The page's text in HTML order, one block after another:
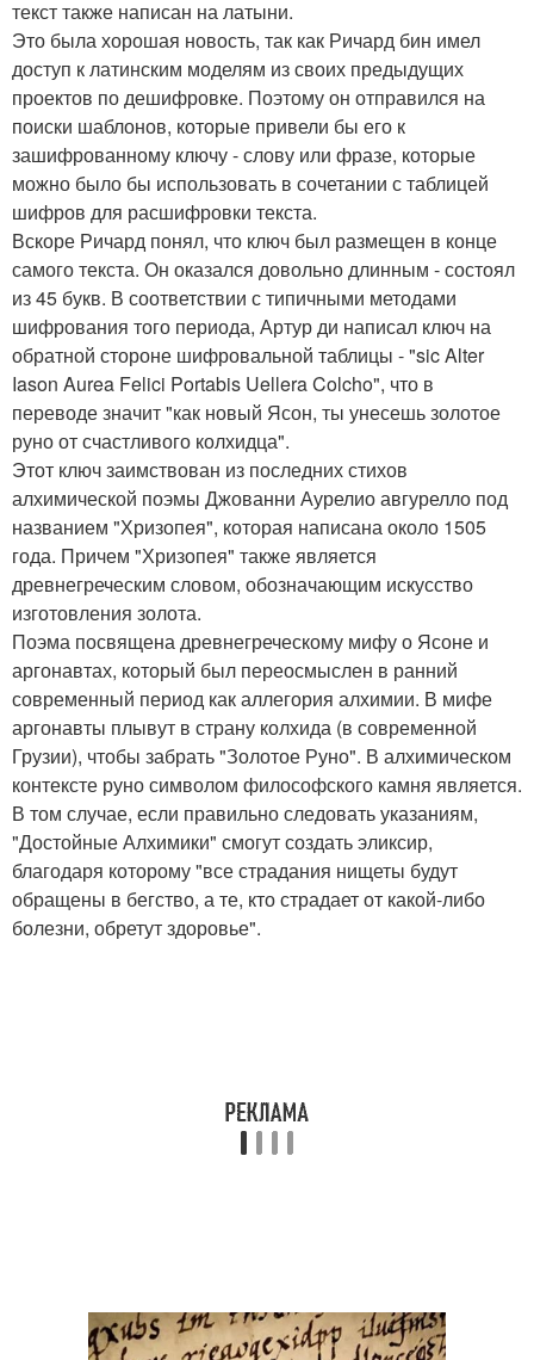
текст также написан на латыни.
Это была хорошая новость, так как Ричард бин имел
доступ к латинским моделям из своих предыдущих
проектов по дешифровке. Поэтому он отправился на
поиски шаблонов, которые привели бы его к
зашифрованному ключу - слову или фразе, которые
можно было бы использовать в сочетании с таблицей
шифров для расшифровки текста.
Вскоре Ричард понял, что ключ был размещен в конце
самого текста. Он оказался довольно длинным - состоял
из 45 букв. В соответствии с типичными методами
шифрования того периода, Артур ди написал ключ на
обратной стороне шифровальной таблицы - "sic Alter
Iason Aurea Felici Portabis Uellera Colcho", что в
переводе значит "как новый Ясон, ты унесешь золотое
руно от счастливого колхидца".
Этот ключ заимствован из последних стихов
алхимической поэмы Джованни Аурелио авгурелло под
названием "Хризопея", которая написана около 1505
года. Причем "Хризопея" также является
древнегреческим словом, обозначающим искусство
изготовления золота.
Поэма посвящена древнегреческому мифу о Ясоне и
аргонавтах, который был переосмыслен в ранний
современный период как аллегория алхимии. В мифе
аргонавты плывут в страну колхида (в современной
Грузии), чтобы забрать "Золотое Руно". В алхимическом
контексте руно символом философского камня является.
В том случае, если правильно следовать указаниям,
"Достойные Алхимики" смогут создать эликсир,
благодаря которому "все страдания нищеты будут
обращены в бегство, а те, кто страдает от какой-либо
болезни, обретут здоровье".